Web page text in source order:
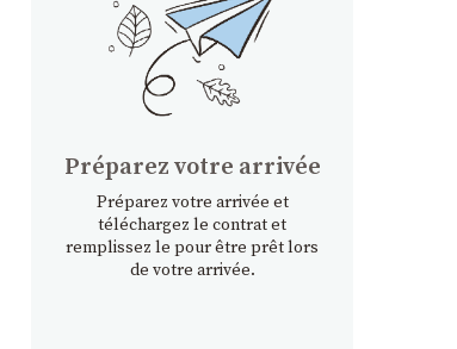
Préparez votre arrivée
Préparez votre arrivée et
téléchargez le contrat et
remplissez le pour être prêt lors
de votre arrivée.